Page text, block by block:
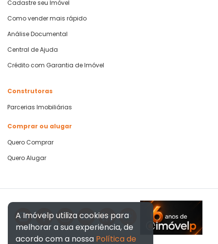
Cadastre seu Imóvel
Como vender mais rápido
Análise Documental
Central de Ajuda
Crédito com Garantia de Imóvel
Construtoras
Parcerias Imobiliárias
Comprar ou alugar
Quero Comprar
Quero Alugar
A Imóvelp utiliza cookies para
melhorar a sua experiência, de
acordo com a nossa Política de